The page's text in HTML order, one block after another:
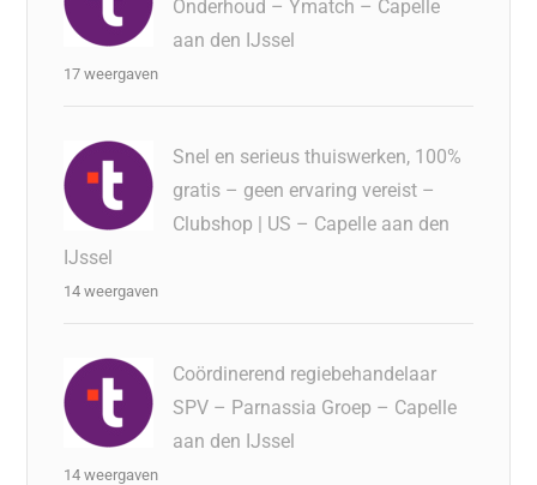
Onderhoud – Ymatch – Capelle
aan den IJssel
17 weergaven
Snel en serieus thuiswerken, 100%
gratis – geen ervaring vereist –
Clubshop | US – Capelle aan den
IJssel
14 weergaven
Coördinerend regiebehandelaar
SPV – Parnassia Groep – Capelle
aan den IJssel
14 weergaven